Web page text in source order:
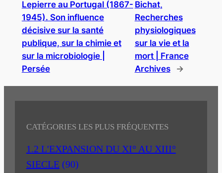
Lepierre au Portugal (1867-
1945). Son influence
décisive sur la santé
publique, sur la chimie et
sur la microbiologie |
Persée
Bichat,
Recherches
physiologiques
sur la vie et la
mort | France
Archives
→
CATÉGORIES LES PLUS FRÉQUENTES
1.2 L'EXPANSION DU XI° AU XIII°
SIECLE (90)